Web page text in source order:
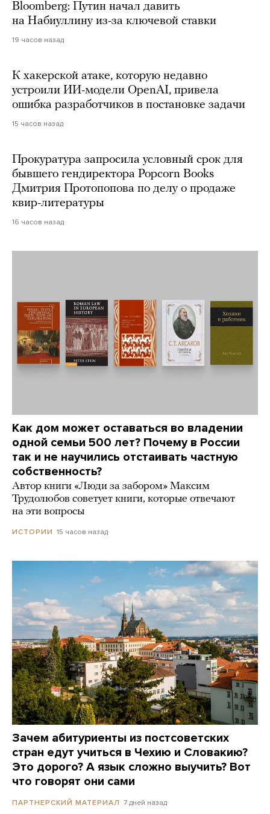
Bloomberg: Путин начал давить
на Набиуллину из-за ключевой ставки
19 часов назад
К хакерской атаке, которую недавно
устроили ИИ-модели OpenAI, привела
ошибка разработчиков в постановке задачи
15 часов назад
Прокуратура запросила условный срок для
бывшего гендиректора Popcorn Books
Дмитрия Протопопова по делу о продаже
квир-литературы
16 часов назад
Как дом может оставаться во владении
одной семьи 500 лет? Почему в России
так и не научились отстаивать частную
собственность?
Автор книги «Люди за забором» Максим
Трудолюбов советует книги, которые отвечают
на эти вопросы
ИСТОРИИ 15 часов назад
Зачем абитуриенты из постсоветских
стран едут учиться в Чехию и Словакию?
Это дорого? А язык сложно выучить? Вот
что говорят они сами
ПАРТНЕРСКИЙ МАТЕРИАЛ 7 дней назад